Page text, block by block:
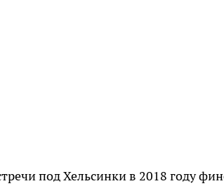
под Хельсинки в 2018 году